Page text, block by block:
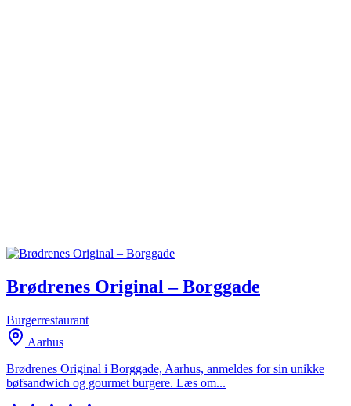
Brødrenes Original – Borggade
Burgerrestaurant
Aarhus
Brødrenes Original i Borggade, Aarhus, anmeldes for sin unikke
bøfsandwich og gourmet burgere. Læs om...